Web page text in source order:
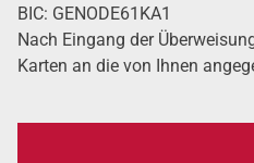
BIC: GENODE61KA1
Nach Ein­gang der
Karten an die von Ihnen